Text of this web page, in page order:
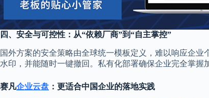
四、安全与可控性：从“依赖厂商”到“自主掌控”
国外方案的安全策略由全球统一模板定义，难以响应企业
水印，并能随时一键撤回。私有化部署确保企业完全掌握
赛凡企业云盘 ：更适合中国企业的落地实践